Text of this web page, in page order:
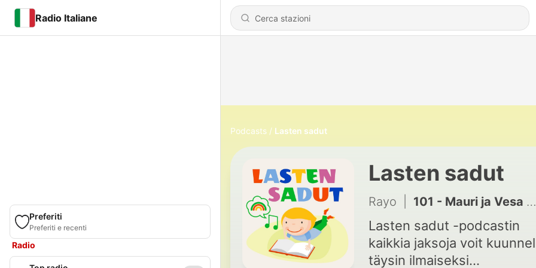
Radio Italiane
Preferiti
Preferiti e recenti
Radio
Podcasts Lasten sadut
Lasten sadut
Rayo 101 - Mauri ja Vesa pilaavat pelin
Lasten sadut -podcastin
kaikkia jaksoja voit
täysin ilmaiseksi